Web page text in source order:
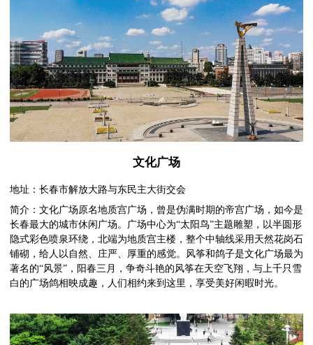
文化广场
地址：长春市解放大路与东民主大街交会
简介：文化广场原名地质宫广场，曾是伪满时期的帝宫广场，如今是
长春最大的城市休闲广场。广场中心为“太阳鸟”主题雕塑，以半圆形
隐式彩色喷泉环绕，北端为地质宫主楼，整个中轴线采用天然花岗石
铺砌，给人以自然、庄严、厚重的感觉。风筝和鸽子是文化广场最为
著名的“风景”，阳春三月，争奇斗艳的风筝在天空飞翔，与上千只雪
白的广场鸽相映成趣，人们相约来到这里，享受美好闲暇时光。